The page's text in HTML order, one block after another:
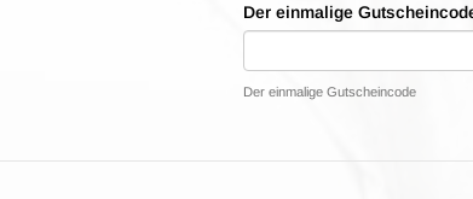
Der einmalige
Der einmalige Gutscheincode